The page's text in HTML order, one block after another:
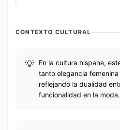
CONTEXTO CULTURAL
En la cultura hispana,
tanto elegancia
reflejando la dualidad
funcionalidad en la moda.